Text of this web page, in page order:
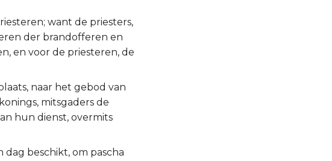
want de priesters,
der brandofferen en
en voor de priesteren, de
naar het gebod van
mitsgaders de
hun dienst, overmits
dag beschikt, om pascha